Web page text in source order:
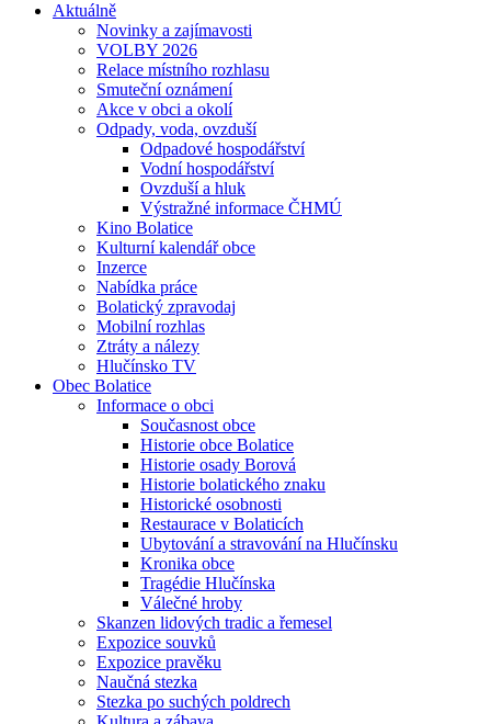
Aktuálně
Novinky a zajímavosti
VOLBY 2026
Relace místního rozhlasu
Smuteční oznámení
Akce v obci a okolí
Odpady, voda, ovzduší
Odpadové hospodářství
Vodní hospodářství
Ovzduší a hluk
Výstražné informace ČHMÚ
Kino Bolatice
Kulturní kalendář obce
Inzerce
Nabídka práce
Bolatický zpravodaj
Mobilní rozhlas
Ztráty a nálezy
Hlučínsko TV
Obec Bolatice
Informace o obci
Současnost obce
Historie obce Bolatice
Historie osady Borová
Historie bolatického znaku
Historické osobnosti
Restaurace v Bolaticích
Ubytování a stravování na Hlučínsku
Kronika obce
Tragédie Hlučínska
Válečné hroby
Skanzen lidových tradic a řemesel
Expozice souvků
Expozice pravěku
Naučná stezka
Stezka po suchých poldrech